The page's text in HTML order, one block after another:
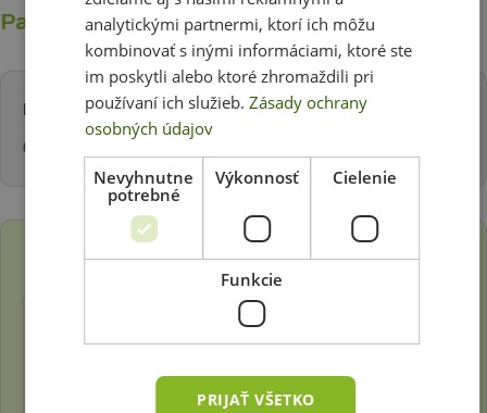
Parametre
Rozmery:
62 (v) x 45 (š) cm
Zháňate tento produkt bez tlače?
analytickými partnermi, ktorí ich môžu
kombinovať s inými informáciami, ktoré ste
im poskytli alebo ktoré zhromaždili pri
používaní ich služieb.Zásady ochrany
osobných údajov
Nevyhnutne
potrebné
Výkonnosť Cielenie
Funkcie
PRIJAŤ VŠETKO